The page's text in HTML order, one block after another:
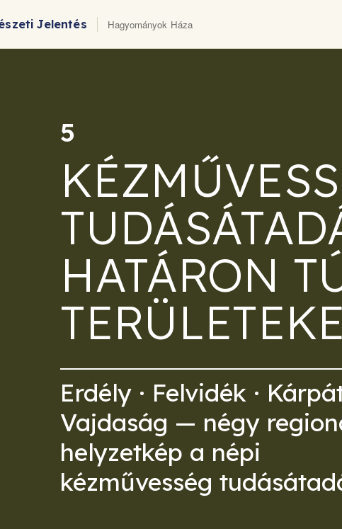
Jelentés Hagyományok Háza
5
HATÁRON
Erdély · Felvidék ·
Vajdaság — négy
helyzetkép a népi
kézművesség